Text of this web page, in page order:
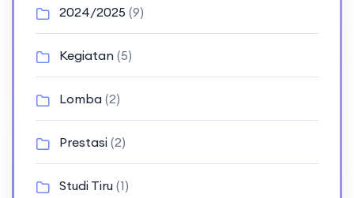
2024/2025 (9)
Kegiatan (5)
Lomba (2)
Prestasi (2)
Studi Tiru (1)